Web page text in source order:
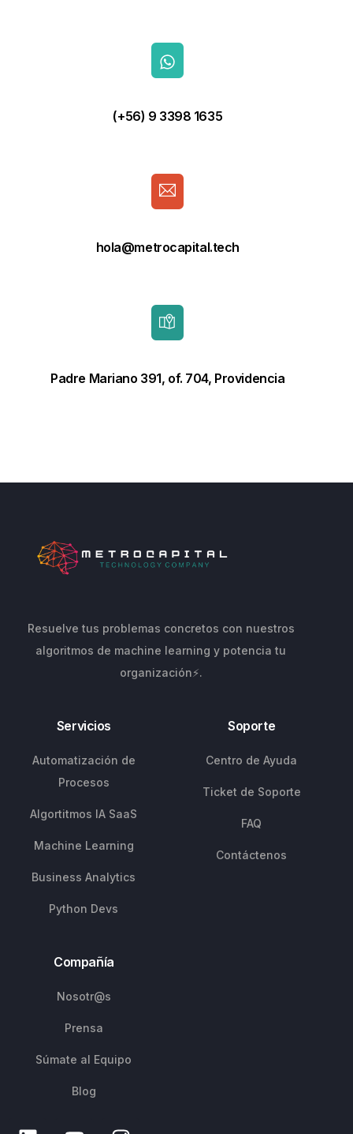
(+56) 9 3398 1635
hola@metrocapital.tech
Padre Mariano 391, of. 704, Providencia
Resuelve tus problemas concretos con nuestros
algoritmos de machine learning y potencia tu
organización⚡.
Servicios
Automatización de
Procesos
Algortitmos IA SaaS
Machine Learning
Business Analytics
Python Devs
Soporte
Centro de Ayuda
Ticket de Soporte
FAQ
Contáctenos
Compañía
Nosotr@s
Prensa
Súmate al Equipo
Blog